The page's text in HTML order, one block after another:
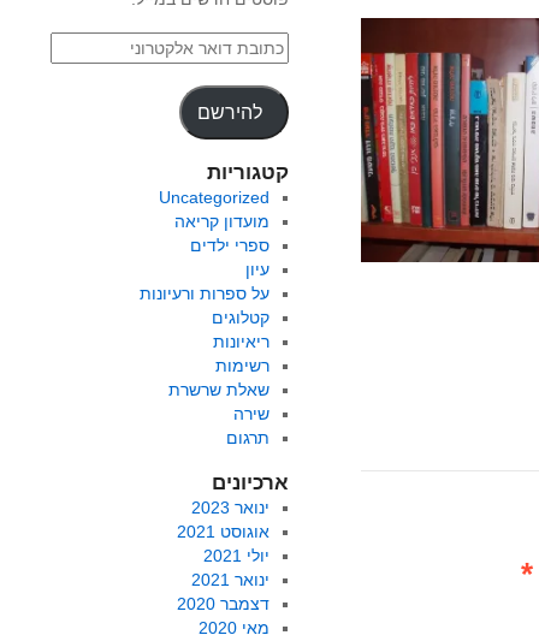
*
להירשם
קטגוריות
Uncategorized
מועדון קריאה
ספרי ילדים
עיון
על ספרות ורעיונות
קטלוגים
ריאיונות
רשימות
שאלת שרשרת
שירה
תרגום
ארכיונים
ינואר 2023
אוגוסט 2021
יולי 2021
ינואר 2021
דצמבר 2020
מאי 2020